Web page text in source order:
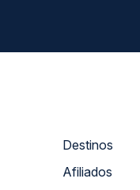
Destinos
Afiliados